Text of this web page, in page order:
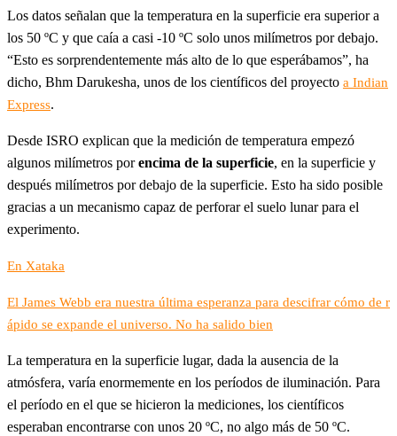
Los datos señalan que la temperatura en la superficie era superior a
los 50 ºC y que caía a casi -10 ºC solo unos milímetros por debajo.
“Esto es sorprendentemente más alto de lo que esperábamos”, ha
dicho, Bhm Darukesha, unos de los científicos del proyecto a Indian
Express.
Desde ISRO explican que la medición de temperatura empezó
algunos milímetros porencima de la superficie, en la superficie y
después milímetros por debajo de la superficie. Esto ha sido posible
gracias a un mecanismo capaz de perforar el suelo lunar para el
experimento.
En Xataka
El James Webb era nuestra última esperanza para descifrar cómo de r
ápido se expande el universo. No ha salido bien
La temperatura en la superficie lugar, dada la ausencia de la
atmósfera, varía enormemente en los períodos de iluminación. Para
el período en el que se hicieron la mediciones, los científicos
esperaban encontrarse con unos 20 ºC, no algo más de 50 ºC.